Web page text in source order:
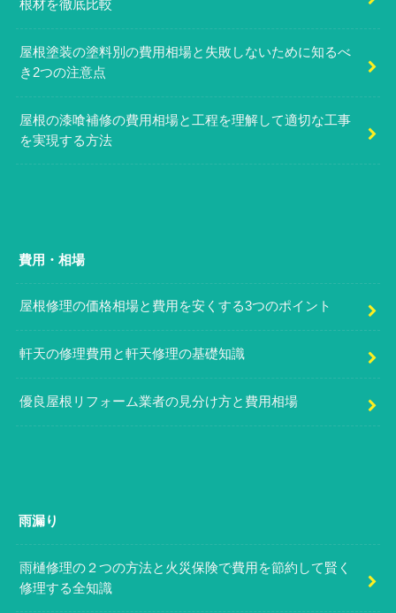
根材を徹底比較
屋根塗装の塗料別の費用相場と失敗しないために知るべ
き2つの注意点
屋根の漆喰補修の費用相場と工程を理解して適切な工事
を実現する方法
費用・相場
屋根修理の価格相場と費用を安くする3つのポイント
軒天の修理費用と軒天修理の基礎知識
優良屋根リフォーム業者の見分け方と費用相場
雨漏り
雨樋修理の２つの方法と火災保険で費用を節約して賢く
修理する全知識